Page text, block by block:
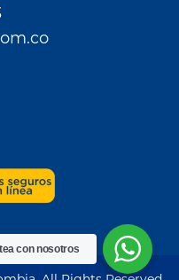
con nosotros